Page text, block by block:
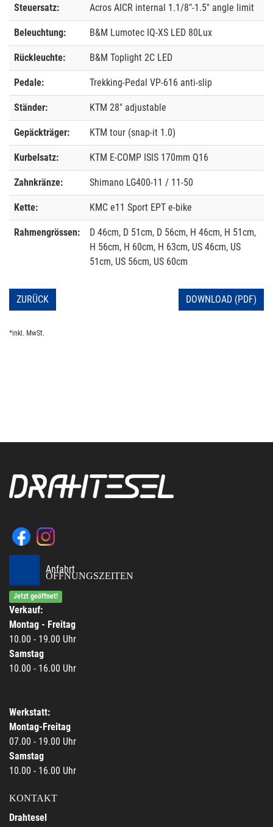
Steuersatz: Acros AICR internal 1.1/8"-1.5" angle limit
Beleuchtung: B&M Lumotec IQ-XS LED 80Lux
Rückleuchte: B&M Toplight 2C LED
Pedale: Trekking-Pedal VP-616 anti-slip
Ständer: KTM 28" adjustable
Gepäckträger: KTM tour (snap-it 1.0)
Kurbelsatz: KTM E-COMP ISIS 170mm Q16
Zahnkränze: Shimano LG400-11 / 11-50
Kette: KMC e11 Sport EPT e-bike
Rahmengrössen:
D 46cm, D 51cm, D 56cm, H 46cm, H 51cm,
H 56cm, H 60cm, H 63cm, US 46cm, US
51cm, US 56cm, US 60cm
ZURÜCK DOWNLOAD (PDF)
*inkl. MwSt.
Anfahrt
ÖFFNUNGSZEITEN
Jetzt geöffnet!
Verkauf:
Montag - Freitag
10.00 - 19.00 Uhr
Samstag
10.00 - 16.00 Uhr
Werkstatt:
Montag-Freitag
07.00 - 19.00 Uhr
Samstag
10.00 - 16.00 Uhr
KONTAKT
Drahtesel